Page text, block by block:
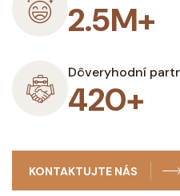
2.5M+
Dôveryhodní
420+
KONTAKTUJTE NÁS